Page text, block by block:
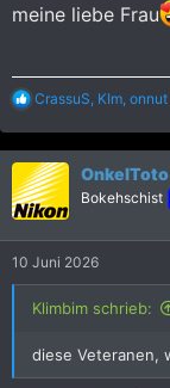
meine liebe Frau
R
a
k
t
i
o
n
:
CrassuS, KIm, onnut
OnkelToto
Bokehschist
10 Juni 2026
Klimbim schrieb:
diese Veteranen,